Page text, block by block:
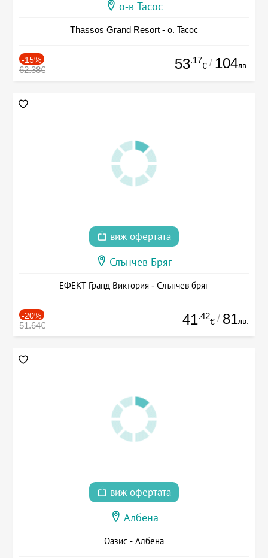
о-в Тасос
Thassos Grand Resort - о. Тасос
-15%
62.38€ 53.17
€ / 104лв.
виж офертата
Слънчев Бряг
ЕФЕКТ Гранд Виктория - Слънчев бряг
-20%
51.64€ 41.42
€ / 81лв.
виж офертата
Албена
Оазис - Албена